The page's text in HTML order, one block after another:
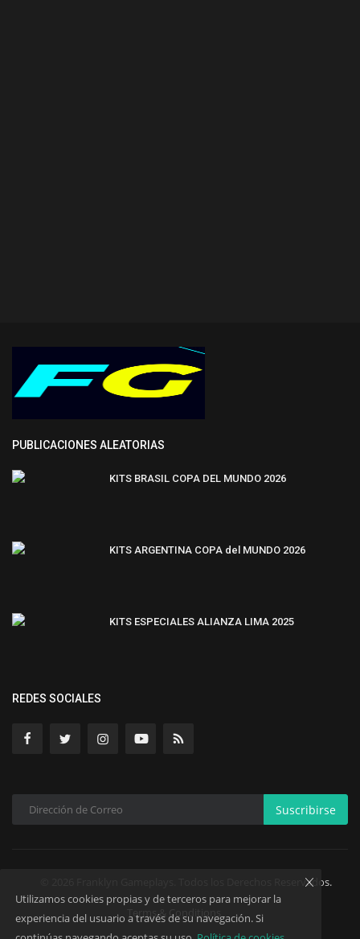
PUBLICACIONES ALEATORIAS
KITS BRASIL COPA DEL MUNDO 2026
KITS ARGENTINA COPA del MUNDO 2026
KITS ESPECIALES ALIANZA LIMA 2025
REDES SOCIALES
Suscribirse
© 2026 Franklyn Gameplays. Todos los Derechos Reservados.
Terms & Conditions
Utilizamos cookies propias y de terceros para mejorar la
experiencia del usuario a través de su navegación. Si